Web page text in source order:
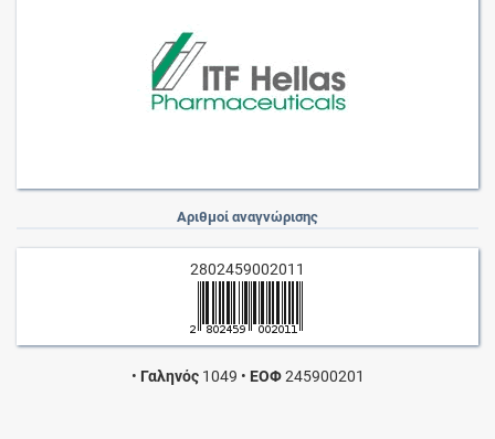
Αριθμοί αναγνώρισης
2802459002011
• Γαληνός1049 • ΕΟΦ245900201